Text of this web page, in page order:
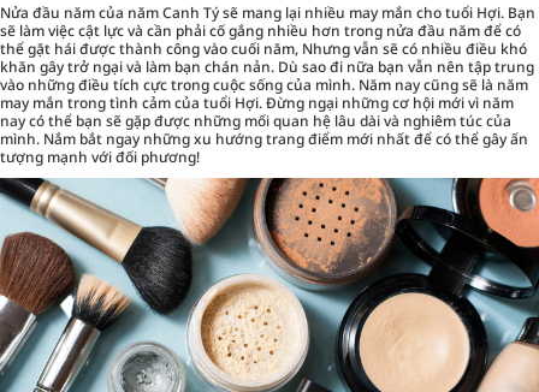
Nửa đầu năm của năm Canh Tý sẽ mang lại nhiều may mắn cho tuổi Hợi. Bạn
sẽ làm việc cật lực và cần phải cố gắng nhiều hơn trong nửa đầu năm để có
thể gặt hái được thành công vào cuối năm, Nhưng vẫn sẽ có nhiều điều khó
khăn gây trở ngại và làm bạn chán nản. Dù sao đi nữa bạn vẫn nên tập trung
vào những điều tích cực trong cuộc sống của mình. Năm nay cũng sẽ là năm
may mắn trong tình cảm của tuổi Hợi. Đừng ngại những cơ hội mới vì năm
nay có thể bạn sẽ gặp được những mối quan hệ lâu dài và nghiêm túc của
mình. Nắm bắt ngay nhữngxu hướng trang điểm mới nhất để có thể gây ấn
tượng mạnh với đối phương!